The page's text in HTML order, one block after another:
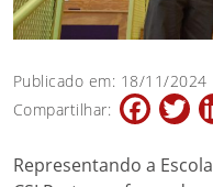
Publicado em: 18/11/2024
Compartilhar:
Representando a